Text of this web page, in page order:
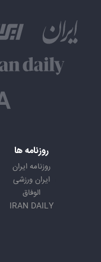
روزنامه ها
روزنامه ایران
ایران ورزشی
الوفاق
IRAN DAILY